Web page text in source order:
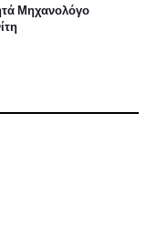
Μηχανολόγο